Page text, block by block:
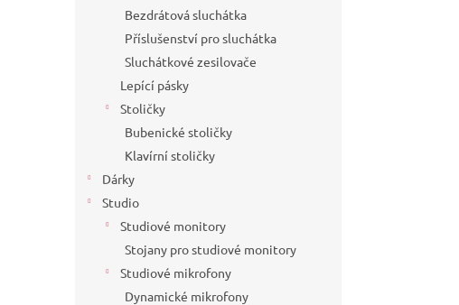
Bezdrátová sluchátka
Příslušenství pro sluchátka
Sluchátkové zesilovače
Lepící pásky
Stoličky
Bubenické stoličky
Klavírní stoličky
Dárky
Studio
Studiové monitory
Stojany pro studiové monitory
Studiové mikrofony
Dynamické mikrofony